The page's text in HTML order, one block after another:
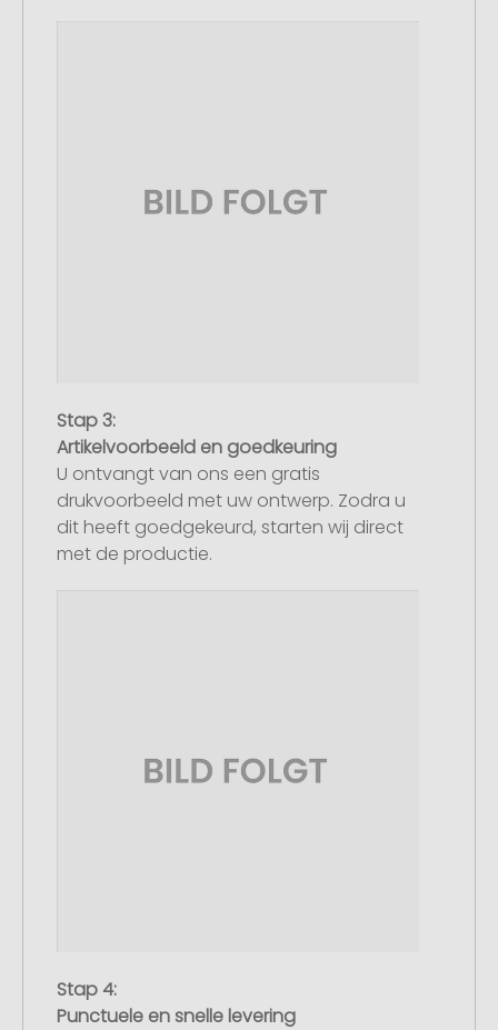
Stap 3:
Artikelvoorbeeld en goedkeuring
U ontvangt van ons een gratis
drukvoorbeeld met uw ontwerp. Zodra u
dit heeft goedgekeurd, starten wij direct
met de productie.
Stap 4:
Punctuele en snelle levering